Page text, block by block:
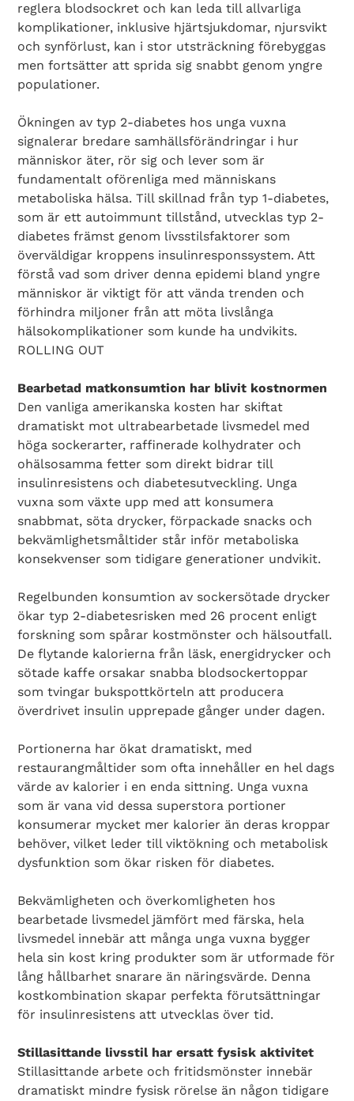
reglera blodsockret och kan leda till allvarliga
komplikationer, inklusive hjärtsjukdomar, njursvikt
och synförlust, kan i stor utsträckning förebyggas
men fortsätter att sprida sig snabbt genom yngre
populationer.
Ökningen av typ 2-diabetes hos unga vuxna
signalerar bredare samhällsförändringar i hur
människor äter, rör sig och lever som är
fundamentalt oförenliga med människans
metaboliska hälsa. Till skillnad från typ 1-diabetes,
som är ett autoimmunt tillstånd, utvecklas typ 2-
diabetes främst genom livsstilsfaktorer som
överväldigar kroppens insulinresponssystem. Att
förstå vad som driver denna epidemi bland yngre
människor är viktigt för att vända trenden och
förhindra miljoner från att möta livslånga
hälsokomplikationer som kunde ha undvikits.
ROLLING OUT
Bearbetad matkonsumtion har blivit kostnormen
Den vanliga amerikanska kosten har skiftat
dramatiskt mot ultrabearbetade livsmedel med
höga sockerarter, raffinerade kolhydrater och
ohälsosamma fetter som direkt bidrar till
insulinresistens och diabetesutveckling. Unga
vuxna som växte upp med att konsumera
snabbmat, söta drycker, förpackade snacks och
bekvämlighetsmåltider står inför metaboliska
konsekvenser som tidigare generationer undvikit.
Regelbunden konsumtion av sockersötade drycker
ökar typ 2-diabetesrisken med 26 procent enligt
forskning som spårar kostmönster och hälsoutfall.
De flytande kalorierna från läsk, energidrycker och
sötade kaffe orsakar snabba blodsockertoppar
som tvingar bukspottkörteln att producera
överdrivet insulin upprepade gånger under dagen.
Portionerna har ökat dramatiskt, med
restaurangmåltider som ofta innehåller en hel dags
värde av kalorier i en enda sittning. Unga vuxna
som är vana vid dessa superstora portioner
konsumerar mycket mer kalorier än deras kroppar
behöver, vilket leder till viktökning och metabolisk
dysfunktion som ökar risken för diabetes.
Bekvämligheten och överkomligheten hos
bearbetade livsmedel jämfört med färska, hela
livsmedel innebär att många unga vuxna bygger
hela sin kost kring produkter som är utformade för
lång hållbarhet snarare än näringsvärde. Denna
kostkombination skapar perfekta förutsättningar
för insulinresistens att utvecklas över tid.
Stillasittande livsstil har ersatt fysisk aktivitet
Stillasittande arbete och fritidsmönster innebär
dramatiskt mindre fysisk rörelse än någon tidigare